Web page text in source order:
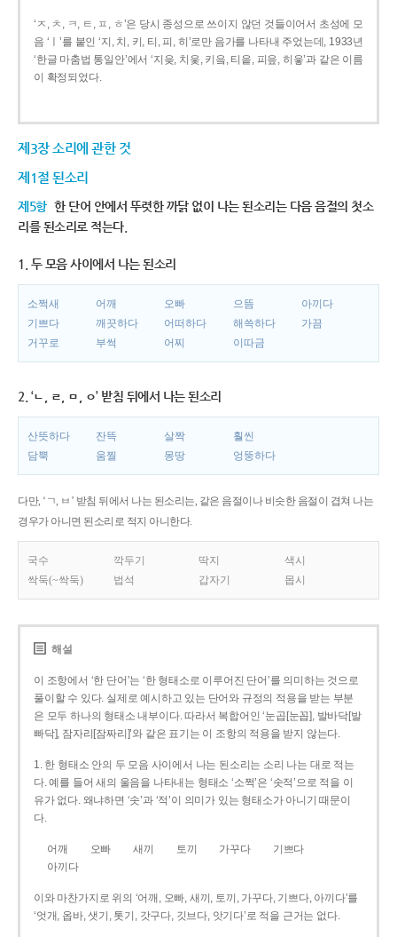
‘ㅈ, ㅊ, ㅋ, ㅌ, ㅍ, ㅎ’은 당시 종성으로 쓰이지 않던 것들이어서 초성에 모
음 ‘ㅣ’를 붙인 ‘지, 치, 키, 티, 피, 히’로만 음가를 나타내 주었는데, 1933년
‘한글 마춤법 통일안’에서 ‘지읒, 치읓, 키읔, 티읕, 피읖, 히읗’과 같은 이름
이 확정되었다.
제3장 소리에 관한 것
제1절 된소리
제5항 한 단어 안에서 뚜렷한 까닭 없이 나는 된소리는 다음 음절의 첫소
리를 된소리로 적는다.
1. 두 모음 사이에서 나는 된소리
소쩍새 어깨 오빠 으뜸
아끼다
기쁘다
깨끗하다 어떠하다 해쓱하다
가끔
거꾸로
부썩 어찌 이따금
2. ‘ㄴ, ㄹ, ㅁ, ㅇ’ 받침 뒤에서 나는 된소리
산뜻하다 잔뜩 살짝
훨씬
담뿍
움찔 몽땅 엉뚱하다
다만, ‘ㄱ, ㅂ’ 받침 뒤에서 나는 된소리는, 같은 음절이나 비슷한 음절이 겹쳐 나는
경우가 아니면 된소리로 적지 아니한다.
국수 깍두기 딱지
색시
싹둑(~싹둑)
법석 갑자기 몹시
해설
이 조항에서 ‘한 단어’는 ‘한 형태소로 이루어진 단어’를 의미하는 것으로
풀이할 수 있다. 실제로 예시하고 있는 단어와 규정의 적용을 받는 부분
은 모두 하나의 형태소 내부이다. 따라서 복합어인 ‘눈곱[눈꼽], 발바닥[발
빠닥], 잠자리[잠짜리]’와 같은 표기는 이 조항의 적용을 받지 않는다.
1. 한 형태소 안의 두 모음 사이에서 나는 된소리는 소리 나는 대로 적는
다. 예를 들어 새의 울음을 나타내는 형태소 ‘소쩍’은 ‘솟적’으로 적을 이
유가 없다. 왜냐하면 ‘솟’과 ‘적’이 의미가 있는 형태소가 아니기 때문이
다.
어깨 오빠 새끼 토끼 가꾸다
기쁘다
아끼다
이와 마찬가지로 위의 ‘어깨, 오빠, 새끼, 토끼, 가꾸다, 기쁘다, 아끼다’를
‘엇개, 옵바, 샛기, 톳기, 갓구다, 깃브다, 앗기다’로 적을 근거는 없다.